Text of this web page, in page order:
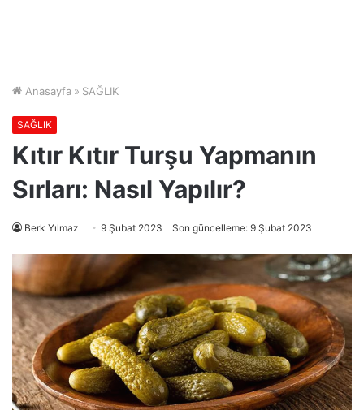
Anasayfa » SAĞLIK
SAĞLIK
Kıtır Kıtır Turşu Yapmanın
Sırları: Nasıl Yapılır?
Berk Yılmaz 9 Şubat 2023 Son güncelleme: 9 Şubat 2023